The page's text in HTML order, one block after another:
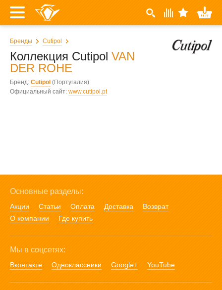
Бренды Cutipol
Коллекция Cutipol VAN
DER ROHE
Бренд: Cutipol (Португалия)
Официальный сайт: www.cutipol.pt
Основные разделы:
Акции Статьи Оплата Доставка
Возврат
О компании
Где купить
Мы в соцсетях:
Вконтакте Одноклассники Google+ YouTube